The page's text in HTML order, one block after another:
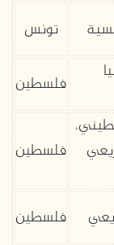
تونس
فلسطين
فلسطين
فلسطين